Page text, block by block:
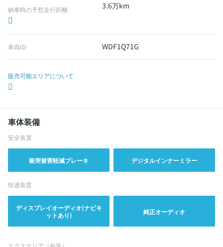
納車時の予想走行距離 3.6万km
車両ID WDF1Q71G
販売可能エリアについて
車体装備
安全装置
衝突被害軽減ブレーキ デジタルインナーミラー
快適装置
ディスプレイオーディオ(ナビキ
ットあり)
純正オーディオ
エクステリア（外装）